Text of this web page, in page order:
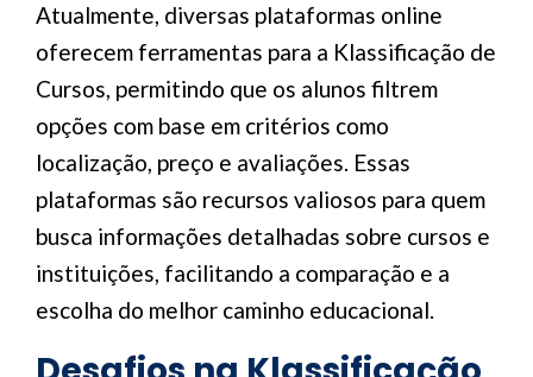
Atualmente, diversas plataformas online
oferecem ferramentas para a Klassificação de
Cursos, permitindo que os alunos filtrem
opções com base em critérios como
localização, preço e avaliações. Essas
plataformas são recursos valiosos para quem
busca informações detalhadas sobre cursos e
instituições, facilitando a comparação e a
escolha do melhor caminho educacional.